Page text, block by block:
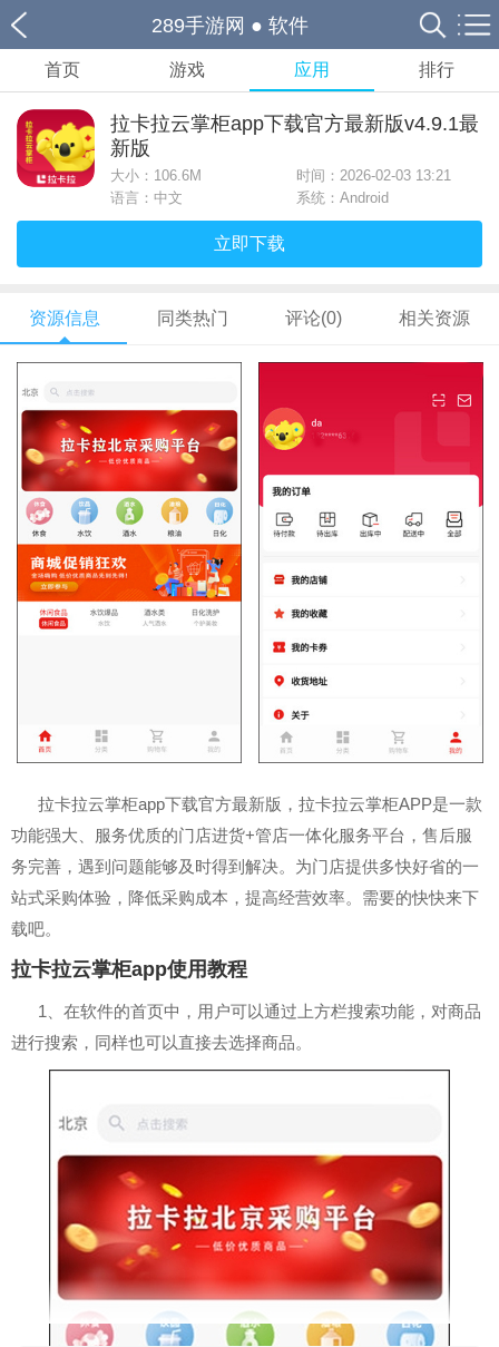
289手游网 ● 软件
首页 游戏 应用 排行
拉卡拉云掌柜app下载官方最新版v4.9.1最
新版
大小： 106.6M
时间：2026-02-03 13:21
语言：中文
系统：Android
立即下载
资源信息 同类热门 评论(0) 相关资源
拉卡拉云掌柜app下载官方最新版，拉卡拉云掌柜APP是一款
功能强大、服务优质的门店进货+管店一体化服务平台，售后服
务完善，遇到问题能够及时得到解决。为门店提供多快好省的一
站式采购体验，降低采购成本，提高经营效率。需要的快快来下
载吧。
拉卡拉云掌柜app使用教程
1、在软件的首页中，用户可以通过上方栏搜索功能，对商品
进行搜索，同样也可以直接去选择商品。